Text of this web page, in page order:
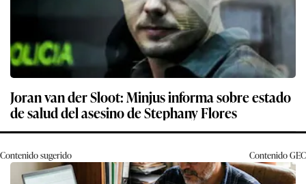
Joran van der Sloot: Minjus informa sobre estado
de salud del asesino de Stephany Flores
Contenido sugerido ContenidoGEC